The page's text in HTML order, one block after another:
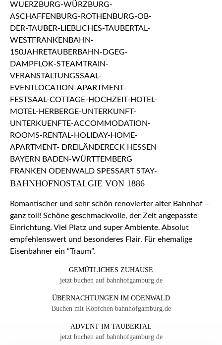
BAHNHOFNOSTALGIE VON 1886
Romantischer und sehr schön renovierter alter Bahnhof –
ganz toll! Schöne geschmackvolle, der Zeit angepasste
Einrichtung. Viel Platz und super Ambiente. Absolut
empfehlenswert und besonderes Flair. Für ehemalige
Eisenbahner ein “Traum”.
GEMÜTLICHES ZUHAUSE
jetzt buchen auf bahnhofgamburg.de
ÜBERNACHTUNGEN IM ODENWALD
Buchen mit Köpfchen bahnhofgamburg.de
ADVENT IM TAUBERTAL
jetzt buchen auf bahnhofgamburg.de